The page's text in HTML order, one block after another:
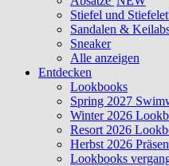
Stiefel und
Sandalen &
Sneaker
Alle anzeigen
Entdecken
Lookbooks
Spring 2027
Winter 2026
Resort 2026
Herbst 2026
Lookbooks